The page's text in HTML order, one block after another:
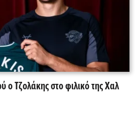
ο Τζολάκης στο φιλικό της Χαλ